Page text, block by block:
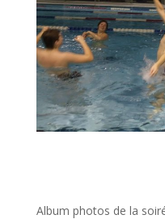
Album photos de la